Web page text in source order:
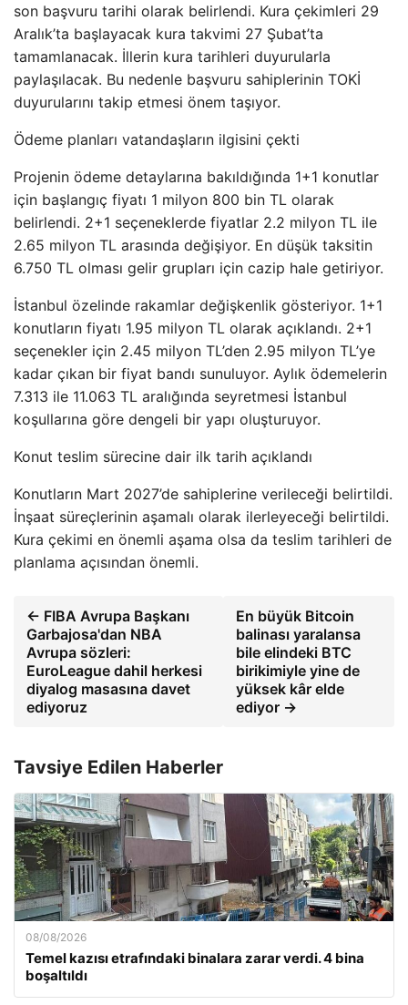
son başvuru tarihi olarak belirlendi. Kura çekimleri 29
Aralık’ta başlayacak kura takvimi 27 Şubat’ta
tamamlanacak. İllerin kura tarihleri duyurularla
paylaşılacak. Bu nedenle başvuru sahiplerinin TOKİ
duyurularını takip etmesi önem taşıyor.
Ödeme planları vatandaşların ilgisini çekti
Projenin ödeme detaylarına bakıldığında 1+1 konutlar
için başlangıç fiyatı 1 milyon 800 bin TL olarak
belirlendi. 2+1 seçeneklerde fiyatlar 2.2 milyon TL ile
2.65 milyon TL arasında değişiyor. En düşük taksitin
6.750 TL olması gelir grupları için cazip hale getiriyor.
İstanbul özelinde rakamlar değişkenlik gösteriyor. 1+1
konutların fiyatı 1.95 milyon TL olarak açıklandı. 2+1
seçenekler için 2.45 milyon TL’den 2.95 milyon TL’ye
kadar çıkan bir fiyat bandı sunuluyor. Aylık ödemelerin
7.313 ile 11.063 TL aralığında seyretmesi İstanbul
koşullarına göre dengeli bir yapı oluşturuyor.
Konut teslim sürecine dair ilk tarih açıklandı
Konutların Mart 2027’de sahiplerine verileceği belirtildi.
İnşaat süreçlerinin aşamalı olarak ilerleyeceği belirtildi.
Kura çekimi en önemli aşama olsa da teslim tarihleri de
planlama açısından önemli.
← FIBA Avrupa Başkanı
Garbajosa'dan NBA
Avrupa sözleri:
EuroLeague dahil herkesi
diyalog masasına davet
ediyoruz
En büyük Bitcoin
balinası yaralansa
bile elindeki BTC
birikimiyle yine de
yüksek kâr elde
ediyor →
Tavsiye Edilen Haberler
08/08/2026
Temel kazısı etrafındaki binalara zarar verdi. 4 bina
boşaltıldı